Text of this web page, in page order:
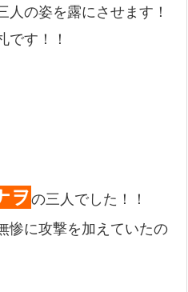
の姿を露にさせます！
です！！
ヲの三人でした！！
惨に攻撃を加えていたの